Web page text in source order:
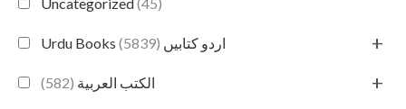
Urdu Books اردو کتابیں (5839) +
الكتب العربية (582) +